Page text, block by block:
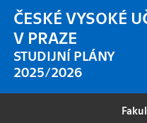
ČESKÉ VYSOKÉ
V PRAZE
STUDIJNÍ PLÁNY
2025/2026